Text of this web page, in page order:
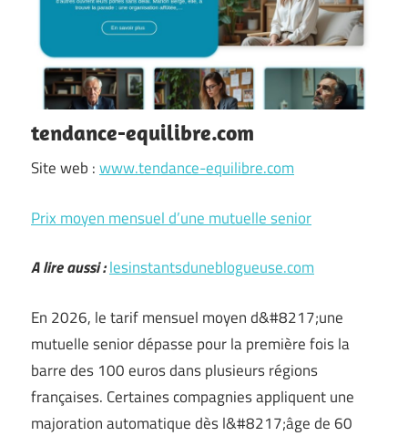
tendance-equilibre.com
Site web :www.tendance-equilibre.com
Prix moyen mensuel d’une mutuelle senior
A lire aussi :lesinstantsduneblogueuse.com
En 2026, le tarif mensuel moyen d&#8217;une
mutuelle senior dépasse pour la première fois la
barre des 100 euros dans plusieurs régions
françaises. Certaines compagnies appliquent une
majoration automatique dès l&#8217;âge de 60